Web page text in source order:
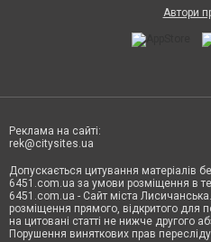
Автори
Реклама на сайті:
rek@citysites.ua
Допускається цитування матеріалів
6451.com.ua за умови розміщення в
6451.com.ua - Сайт міста
розміщення прямого, відкритого для
на цитовані статті не нижче другого
Порушення виняткових прав